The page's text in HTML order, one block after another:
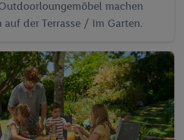
machen
auf der Terrasse / im Garten.